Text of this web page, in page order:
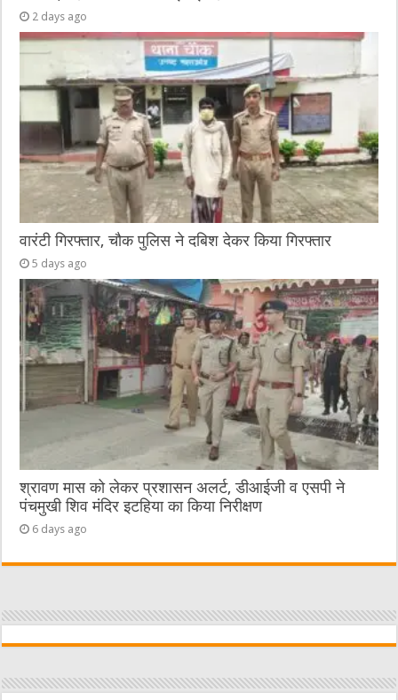
2 days ago
वारंटी गिरफ्तार, चौक पुलिस ने दबिश देकर किया गिरफ्तार
5 days ago
श्रावण मास को लेकर प्रशासन अलर्ट, डीआईजी व एसपी ने
पंचमुखी शिव मंदिर इटहिया का किया निरीक्षण
6 days ago